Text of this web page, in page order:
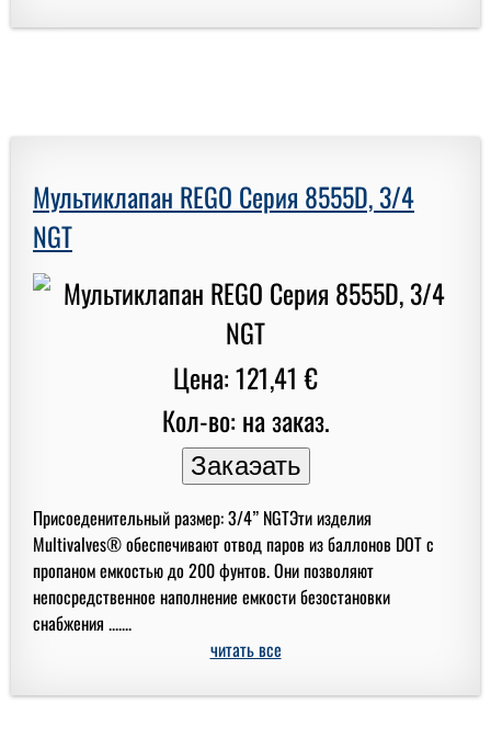
Мультиклапан REGO Серия 8555D, 3/4
NGT
Цена: 121,41 €
Кол-во: на заказ.
Присоеденительный размер: 3/4” NGTЭти изделия
Multivalves® обеспечивают отвод паров из баллонов DOT с
пропаном емкостью до 200 фунтов. Они позволяют
непосредственное наполнение емкости безостановки
снабжения .......
читать все